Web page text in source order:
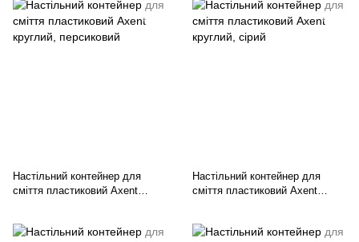
Настільний контейнер для
сміття пластиковий Axent
Настільний контейнер для
сміття пластиковий Axent